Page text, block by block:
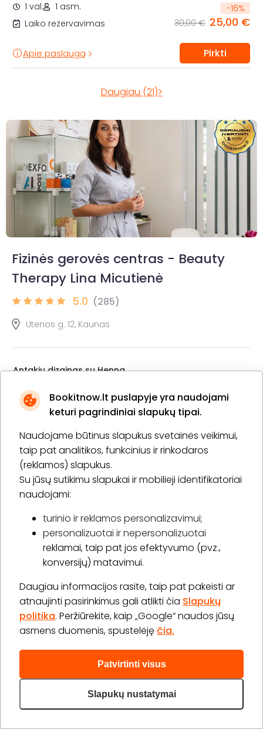
Bookitnow.lt puslapyje yra naudojami
keturi pagrindiniai slapukų tipai.
Naudojame būtinus slapukus svetainės veikimui,
taip pat analitikos, funkcinius ir rinkodaros
(reklamos) slapukus.
Su jūsų sutikimu slapukai ir mobilieji identifikatoriai
naudojami:
turinio ir reklamos personalizavimui;
personalizuotai ir nepersonalizuotai
reklamai, taip pat jos efektyvumo (pvz.,
konversijų) matavimui.
Daugiau informacijos rasite, taip pat pakeisti ar
atnaujinti pasirinkimus gali atlikti čia Slapukų
politika. Peržiūrėkite, kaip „Google“ naudos jūsų
asmens duomenis, spustelėję čia.
Patvirtinti visus
Slapukų nustatymai
1 val.
1 asm.
Laiko rezervavimas
-16%
30,00 € 25,00 €
Apie paslaugą Pirkti
Daugiau (21)>
Fizinės gerovės centras - Beauty
Therapy Lina Micutienė
5.0 (285)
Utenos g. 12, Kaunas
Antakių dizainas su Henna
Laiko rezervavimas
20,00 €
Apie paslaugą Pirkti
Antakių dizainas bei dažymas su Bronsun dažais
20 min.
1 asm.
Laiko rezervavimas
Apie paslaugą Pirkti
Pirmasis vizitas pas kosmetologę
1 val. 30 min.
1 asm.
Laiko rezervavimas
-75
60,00 € 15,00 €
Apie paslaugą
Daugiau (38)>